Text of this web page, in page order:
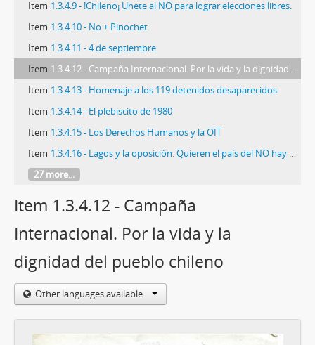
Item 1.3.4.9 - !Chileno¡ Unete al NO para lograr elecciones libres.
Item 1.3.4.10 - No + Pinochet
Item 1.3.4.11 - 4 de septiembre
Item 1.3.4.12 - Campaña Internacional. Por la vida y la dignidad del pueblo chileno
Item 1.3.4.13 - Homenaje a los 119 detenidos desaparecidos
Item 1.3.4.14 - El plebiscito de 1980
Item 1.3.4.15 - Los Derechos Humanos y la OIT
Item 1.3.4.16 - Lagos y la oposición. Quieren el país del NO hay nada.
27 more...
Item 1.3.4.12 - Campaña
Internacional. Por la vida y la
dignidad del pueblo chileno
Other languages available